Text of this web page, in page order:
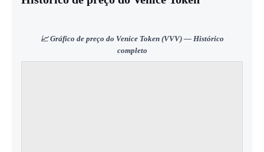
📈 Gráfico de preço do Venice Token (VVV) — Histórico
completo